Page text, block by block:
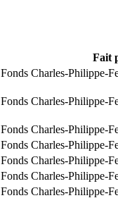
Fait
Fonds Charles-Philippe-
Fonds Charles-Philippe-
Fonds Charles-Philippe-
Fonds Charles-Philippe-
Fonds Charles-Philippe-
Fonds Charles-Philippe-
Fonds Charles-Philippe-